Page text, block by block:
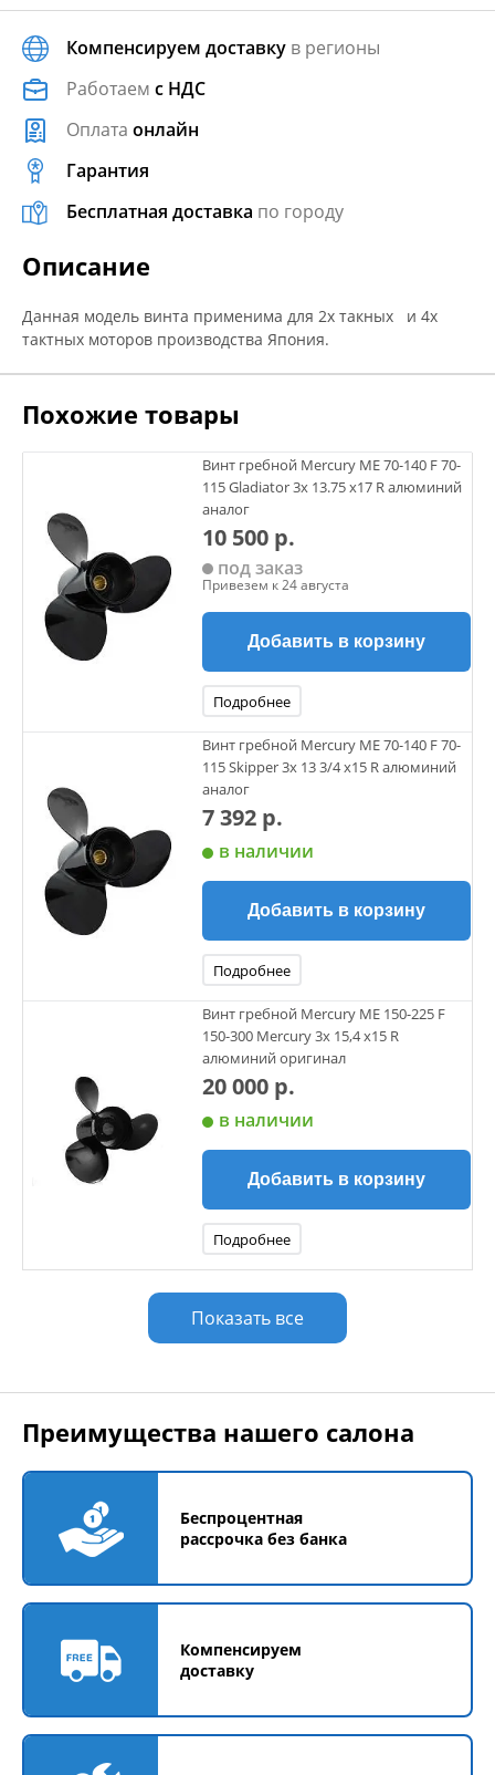
Компенсируем доставку в регионы
Работаем с НДС
Оплата онлайн
Гарантия
Бесплатная доставка по городу
Описание
Данная модель винта применима для 2х такных и 4х
тактных моторов производства Япония.
Похожие товары
Винт гребной Mercury ME 70-140 F 70-
115 Gladiator 3х 13.75 х17 R алюминий
аналог
10 500 р.
под заказ
Привезем к 24 августа
Добавить в корзину
Подробнее
Винт гребной Mercury ME 70-140 F 70-
115 Skipper 3х 13 3/4 х15 R алюминий
аналог
7 392 р.
в наличии
Добавить в корзину
Подробнее
Винт гребной Mercury ME 150-225 F
150-300 Mercury 3х 15,4 х15 R
алюминий оригинал
20 000 р.
в наличии
Добавить в корзину
Подробнее
Показать все
Преимущества нашего салона
Беспроцентная
рассрочка без банка
Компенсируем
доставку